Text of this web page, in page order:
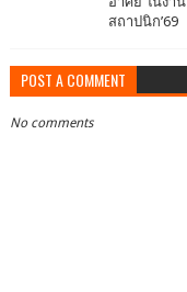
สถาปนิก’69
POST A COMMENT
No comments